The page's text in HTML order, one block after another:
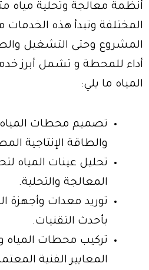
أنظمة معالجة وتحلية مياه
المختلفة وتبدأ هذه
المشروع وحتى التشغيل
أداء للمحطة و تشمل أبرز
المياه ما يلي:
تصميم محطات المياه
والطاقة الإنتاجية
تحليل عينات المياه
المعالجة والتحلية.
توريد معدات وأجهزة
بأحدث التقنيات.
تركيب محطات
المعايير الفنية